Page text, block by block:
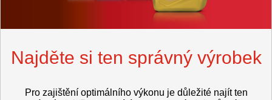
Najděte si ten správný výrobek
Pro zajištění optimálního výkonu je důležité najít ten